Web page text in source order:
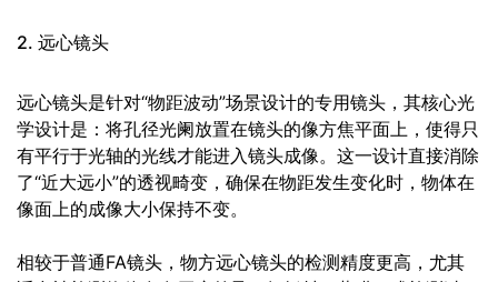
2. 远心镜头
远心镜头是针对“物距波动”场景设计的专用镜头，其核心光
学设计是：将孔径光阑放置在镜头的像方焦平面上，使得只
有平行于光轴的光线才能进入镜头成像。这一设计直接消除
了“近大远小”的透视畸变，确保在物距发生变化时，物体在
像面上的成像大小保持不变。
相较于普通FA镜头，物方远心镜头的检测精度更高，尤其